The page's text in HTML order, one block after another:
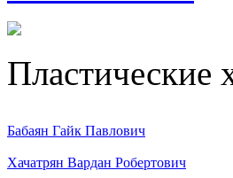
Бабаян Гайк Павлович
Хачатрян Вардан Робертович